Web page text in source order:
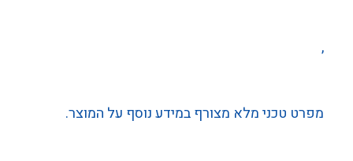
,
מפרט טכני מלא מצורף במידע נוסף על המוצר.